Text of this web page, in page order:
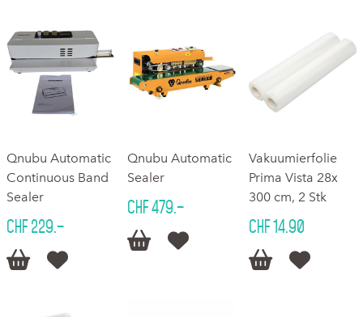
Qnubu Automatic
Continuous Band
Sealer
CHF 229.–
 
Qnubu Automatic
Sealer
CHF 479.–
 
Vakuumierfolie
Prima Vista 28x
300 cm, 2 Stk
CHF 14.90
 